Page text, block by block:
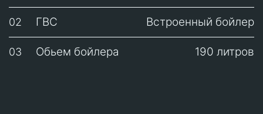
02 ГВС Встроенный бойлер
03 Обьем бойлера 190 литров